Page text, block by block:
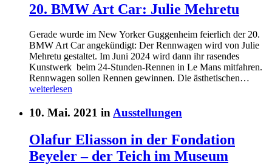
20. BMW Art Car: Julie Mehretu
Gerade wurde im New Yorker Guggenheim feierlich der 20.
BMW Art Car angekündigt: Der Rennwagen wird von Julie
Mehretu gestaltet. Im Juni 2024 wird dann ihr rasendes
Kunstwerk beim 24-Stunden-Rennen in Le Mans mitfahren.
Rennwagen sollen Rennen gewinnen. Die ästhetischen…
weiterlesen
10. Mai. 2021 in Ausstellungen
Olafur Eliasson in der Fondation
Beyeler – der Teich im Museum